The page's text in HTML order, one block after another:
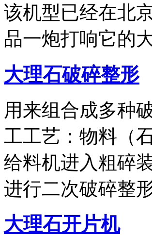
该机型已经在北
品一炮打响它的
大理石破碎整形
用来组合成多种
工工艺：物料（
给料机进入粗碎
进行二次破碎整
大理石开片机